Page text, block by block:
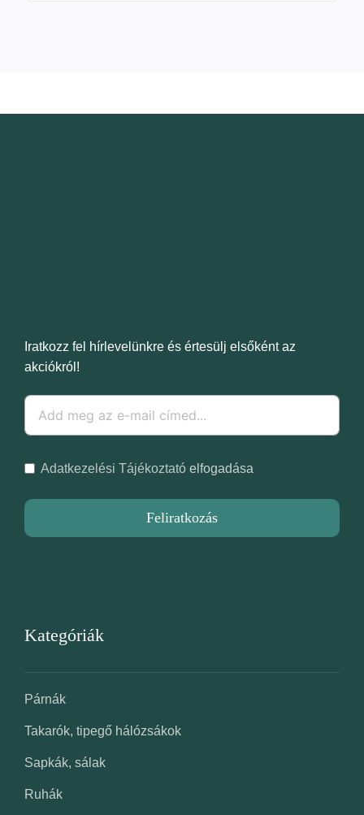
Iratkozz fel hírlevelünkre és értesülj elsőként az
akciókról!
Adatkezelési Tájékoztatóelfogadása
Feliratkozás
Kategóriák
Párnák
Takarók, tipegő hálózsákok
Sapkák, sálak
Ruhák